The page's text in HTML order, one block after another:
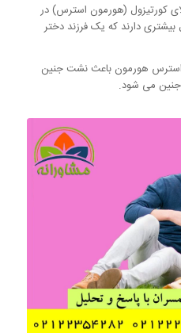
کورتیزول (هورمون استرس) در
بیشتری دارند که یک فرزند دختر
استرس هورمون باعث نشت جنین
می شود.